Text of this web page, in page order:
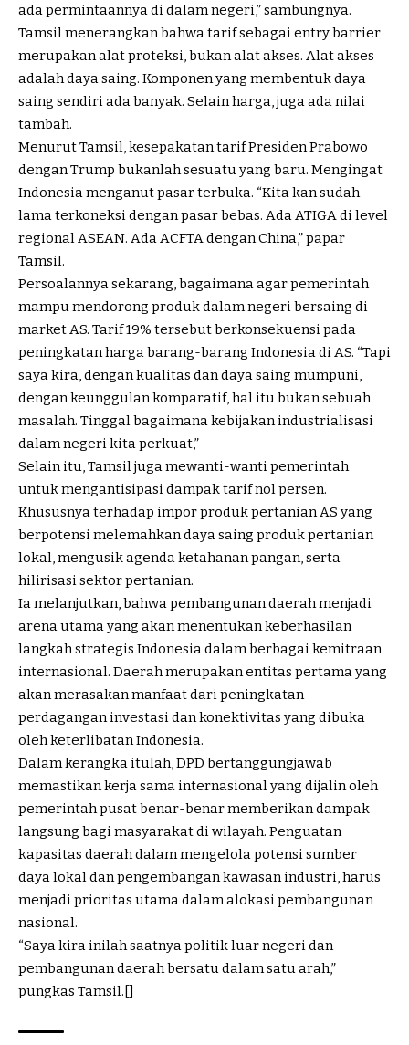
ada permintaannya di dalam negeri,” sambungnya.
Tamsil menerangkan bahwa tarif sebagai entry barrier
merupakan alat proteksi, bukan alat akses. Alat akses
adalah daya saing. Komponen yang membentuk daya
saing sendiri ada banyak. Selain harga, juga ada nilai
tambah.
Menurut Tamsil, kesepakatan tarif Presiden Prabowo
dengan Trump bukanlah sesuatu yang baru. Mengingat
Indonesia menganut pasar terbuka. “Kita kan sudah
lama terkoneksi denganpasar bebas. Ada ATIGA di level
regional ASEAN. Ada ACFTA dengan China,” papar
Tamsil.
Persoalannya sekarang, bagaimana agar pemerintah
mampu mendorong produk dalam negeri bersaing di
market AS. Tarif 19% tersebut berkonsekuensi pada
peningkatan harga barang-barang Indonesia di AS. “Tapi
saya kira, dengan kualitas dan daya saing mumpuni,
dengan keunggulan komparatif, hal itu bukan sebuah
masalah. Tinggal bagaimana kebijakan industrialisasi
dalam negeri kita perkuat,”
Selain itu, Tamsil juga mewanti-wanti pemerintah
untuk mengantisipasi dampak tarif nol persen.
Khususnya terhadap impor produk pertanian AS yang
berpotensi melemahkan daya saing produk pertanian
lokal, mengusik agenda ketahanan pangan, serta
hilirisasi sektor pertanian.
Ia melanjutkan, bahwa pembangunan daerah menjadi
arena utama yang akan menentukan keberhasilan
langkah strategis Indonesia dalam berbagai kemitraan
internasional. Daerah merupakan entitas pertama yang
akan merasakan manfaat dari peningkatan
perdagangan investasi dan konektivitas yang dibuka
oleh keterlibatan Indonesia.
Dalam kerangka itulah, DPD bertanggungjawab
memastikan kerja sama internasional yang dijalin oleh
pemerintah pusat benar-benar memberikan dampak
langsung bagi masyarakat di wilayah. Penguatan
kapasitas daerah dalam mengelola potensi sumber
daya lokal dan pengembangan kawasan industri, harus
menjadi prioritas utama dalam alokasi pembangunan
nasional.
“Saya kira inilah saatnya politik luar negeri dan
pembangunan daerah bersatu dalam satu arah,”
pungkas Tamsil.[]